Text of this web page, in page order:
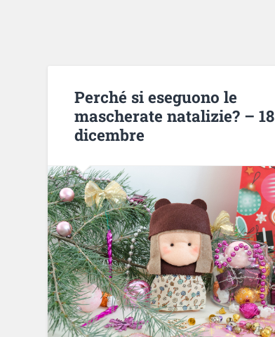
Perché si eseguono le
mascherate natalizie? – 18
dicembre